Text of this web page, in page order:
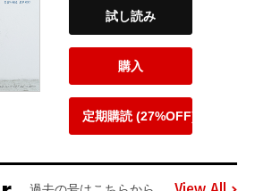
試し読み
購入
定期購読 (27%OFF)